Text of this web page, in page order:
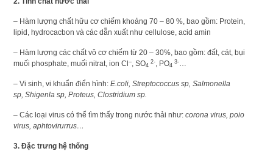
– Hàm lượng chất hữu cơ chiếm khoảng 70 – 80 %, bao gồm: Protein,
lipid, hydrocacbon và các dẫn xuất như cellulose, acid amin
– Hàm lượng các chất vô cơ chiếm từ 20 – 30%, bao gồm: đất, cát, bụi
muối phosphate, muối nitrat, ion Cl –, SO4
2-, PO4
3-…
– Vi sinh, vi khuẩn điển hình: E.coli, Streptococcus sp, Salmonella
sp, Shigenla sp, Proteus, Clostridium sp.
– Các loại virus có thể tìm thấy trong nước thải như: corona virus, poio
virus, aphtovirurrus…
3. Đặc trưng hệ thống